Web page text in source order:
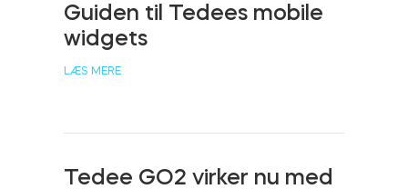
Hjem adgang
Guiden til Tedees mobile
widgets
LÆS MERE
Tedee GO2 virker nu med